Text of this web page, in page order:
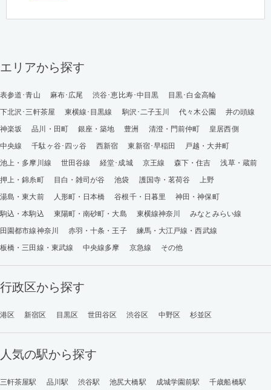
エリアから探す
表参道･青山 麻布･広尾 渋谷･恵比寿･中目黒
目黒･白金高輪
下北沢･三軒茶屋
東横線･目黒線 駒沢･二子玉川 代々木公園
井の頭線
神楽坂
品川・田町 銀座・築地 豊洲 清澄・門前仲町
皇居西側
中央線
千駄ヶ谷･四ッ谷 西新宿 東新宿･早稲田
戸越・大井町
池上・多摩川線
世田谷線 経堂･成城 京王線 森下・住吉
浅草・蔵前
押上・錦糸町
目白・雑司が谷 池袋 護国寺・茗荷谷
上野
湯島・東大前
人形町・日本橋 谷根千・日暮里
神田・神保町
駒込・本駒込
東陽町・南砂町・大島 東横線神奈川
みなとみらい線
田園都市線神奈川
赤羽・十条・王子
練馬・大江戸線・西武線
板橋・三田線・東武線
中央線多摩 京急線 その他
行政区から探す
港区 新宿区 目黒区 世田谷区 渋谷区 中野区 杉並区
人気の駅から探す
三軒茶屋駅 品川駅 渋谷駅 池尻大橋駅 成城学園前駅
千歳船橋駅